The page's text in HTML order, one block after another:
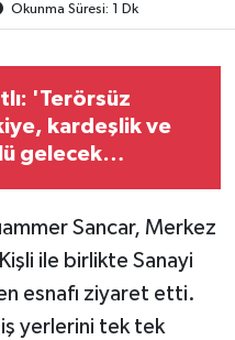
Okunma Süresi: 1 Dk
'Terörsüz
kardeşlik ve
gelecek
Sancar, Merkez
ile birlikte Sanayi
esnafı ziyaret etti.
yerlerini tek tek